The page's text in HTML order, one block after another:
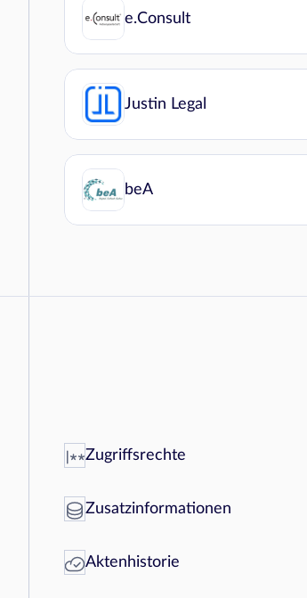
e.Consult
Justin Legal
beA
Zugriffsrechte
Zusatzinformationen
Aktenhistorie